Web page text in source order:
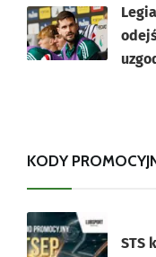
KODY
STS